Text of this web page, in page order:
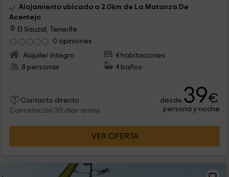
Alojamiento ubicado a 2.0km de La Matanza De
Acentejo
El Sauzal, Tenerife
0 opiniones
Alquiler íntegro
4 habitaciones
8 personas
4 baños
Contacto directo
Cancelación 30 días antes
desde 39€
persona y noche
VER OFERTA